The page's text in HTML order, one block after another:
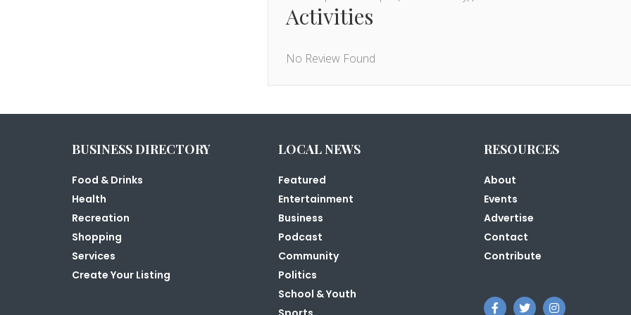
Activities
No Review Found
BUSINESS DIRECTORY
Food & Drinks
Health
Recreation
Shopping
Services
Create Your Listing
LOCAL NEWS
Featured
Entertainment
Business
Podcast
Community
Politics
School & Youth
RESOURCES
About
Events
Advertise
Contact
Contribute